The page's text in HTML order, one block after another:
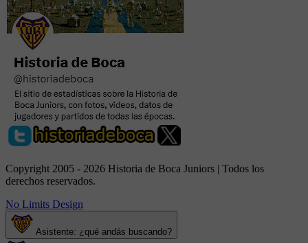
Copyright 2005 - 2026 Historia de Boca Juniors | Todos los
derechos reservados.
No Limits Design
Asistente: ¿qué andás buscando?